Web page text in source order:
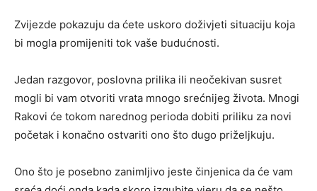
Zvijezde pokazuju da ćete uskoro doživjeti situaciju koja
bi mogla promijeniti tok vaše budućnosti.
Jedan razgovor, poslovna prilika ili neočekivan susret
mogli bi vam otvoriti vrata mnogo srećnijeg života. Mnogi
Rakovi će tokom narednog perioda dobiti priliku za novi
početak i konačno ostvariti ono što dugo priželjkuju.
Ono što je posebno zanimljivo jeste činjenica da će vam